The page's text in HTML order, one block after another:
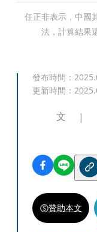
任正非表示，中國
法，計算結果
發布時間：
更新時間：
文
贊助本文